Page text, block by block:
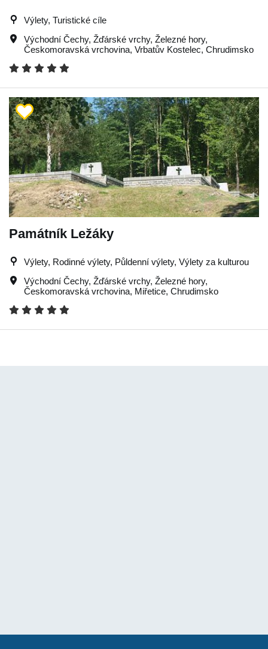
Výlety, Turistické cíle
Východní Čechy, Žďárské vrchy, Železné hory,
Českomoravská vrchovina, Vrbatův Kostelec, Chrudimsko
Památník Ležáky
Výlety, Rodinné výlety, Půldenní výlety, Výlety za kulturou
Východní Čechy, Žďárské vrchy, Železné hory,
Českomoravská vrchovina, Miřetice, Chrudimsko